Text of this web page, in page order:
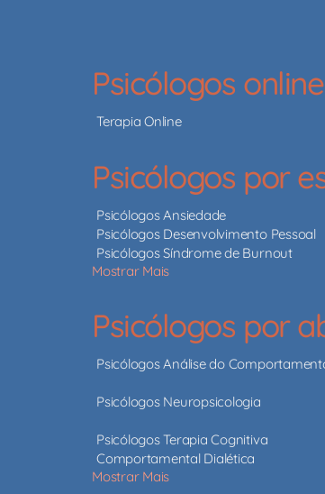
Psicólogos
Terapia Online
Psicólogos por
Psicólogos Ansiedade
Psicólogos Desenvolvimento Pessoal
Psicólogos Síndrome de Burnout
Mostrar Mais
Psicólogos por
Psicólogos Análise do
Psicólogos Neuropsicologia
Psicólogos Terapia Cognitiva
Comportamental Dialética
Mostrar Mais